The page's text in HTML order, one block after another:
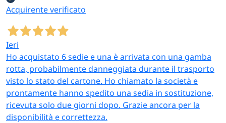
Acquirente verificato
Ieri
Ho acquistato 6 sedie e una è arrivata con una gamba
rotta, probabilmente danneggiata durante il trasporto
visto lo stato del cartone. Ho chiamato la società e
prontamente hanno spedito una sedia in sostituzione,
ricevuta solo due giorni dopo. Grazie ancora per la
disponibilità e correttezza.